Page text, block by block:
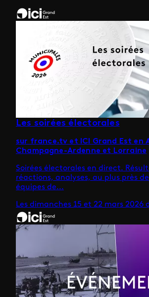
Les soirées électorales
sur france.tv et ICI Grand Est en
Champagne-Ardenne et Lorraine
Soirées électorales en direct.
réactions, analyses, au plus près
équipes de...
Les dimanches 15 et 22 mars 2026